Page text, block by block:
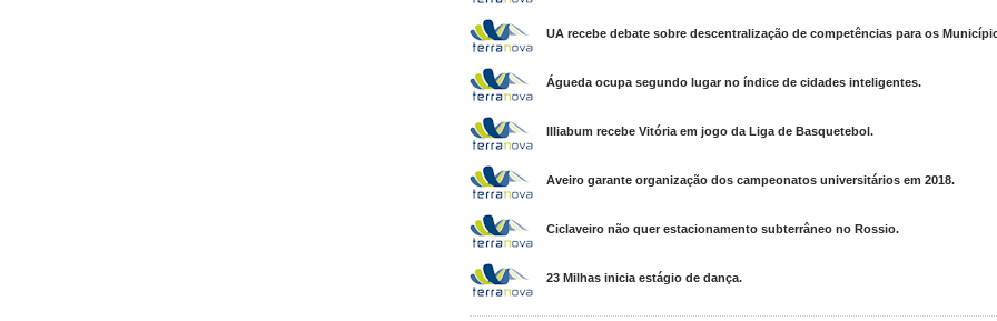
UA recebe debate sobre descentralização de competências para os
Águeda ocupa segundo lugar no índice de cidades inteligentes.
Illiabum recebe Vitória em jogo da Liga de Basquetebol.
Aveiro garante organização dos campeonatos universitários em 2018.
Ciclaveiro não quer estacionamento subterrâneo no Rossio.
23 Milhas inicia estágio de dança.